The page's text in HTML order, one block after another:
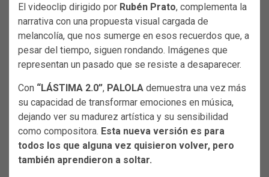
El videoclip dirigido por Rubén Prato, complementa la
narrativa con una propuesta visual cargada de
melancolía, que nos sumerge en esos recuerdos que, a
pesar del tiempo, siguen rondando. Imágenes que
representan un pasado que se resiste a desaparecer.
Con “LÁSTIMA 2.0”, PALOLA demuestra una vez más
su capacidad de transformar emociones en música,
dejando ver su madurez artística y su sensibilidad
como compositora. Esta nueva versión es para
todos los que alguna vez quisieron volver, pero
también aprendieron a soltar.